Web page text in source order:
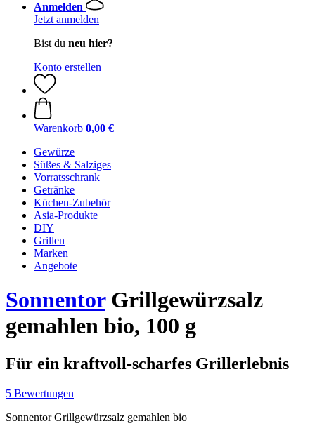
Anmelden
Jetzt anmelden
Bist du neu hier?
Konto erstellen
Warenkorb 0,00 €
Gewürze
Süßes & Salziges
Vorratsschrank
Getränke
Küchen-Zubehör
Asia-Produkte
DIY
Grillen
Marken
Angebote
SonnentorGrillgewürzsalz
gemahlen bio, 100 g
Für ein kraftvoll-scharfes Grillerlebnis
5 Bewertungen
Sonnentor Grillgewürzsalz gemahlen bio